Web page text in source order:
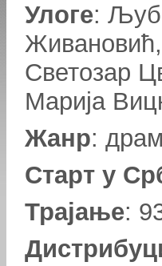
Улоге:
Светозар
Марија
Жанр:
Старт у
Трајање: